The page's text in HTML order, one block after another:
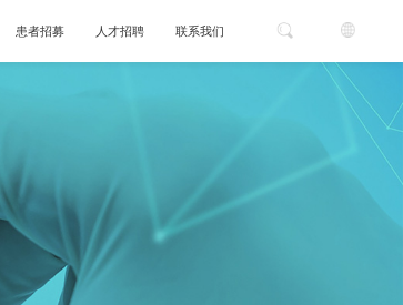
患者招募 人才招聘 联系我们